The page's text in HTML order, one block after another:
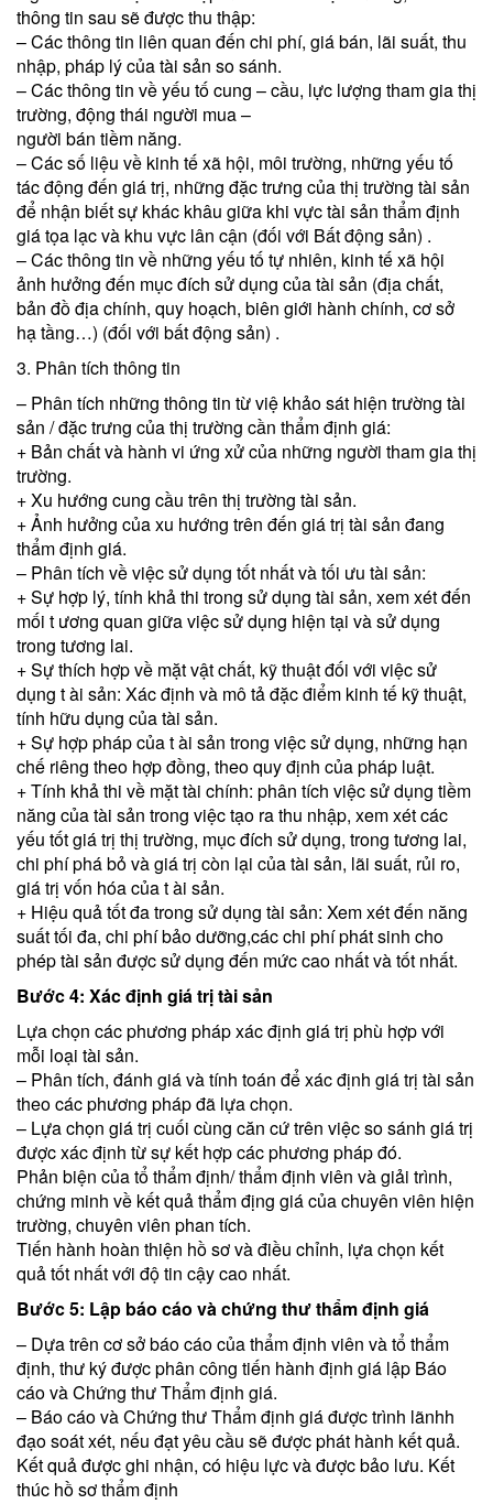
thông tin sau sẽ được thu thập:
– Các thông tin liên quan đến chi phí, giá bán, lãi suất, thu
nhập, pháp lý của tài sản so sánh.
– Các thông tin về yếu tố cung – cầu, lực lượng tham gia thị
trường, động thái người mua –
người bán tiềm năng.
– Các số liệu về kinh tế xã hội, môi trường, những yếu tố
tác động đến giá trị, những đặc trưng của thị trường tài sản
để nhận biết sự khác khâu giữa khi vực tài sản thẩm định
giá tọa lạc và khu vực lân cận (đối với Bất động sản) .
– Các thông tin về những yếu tố tự nhiên, kinh tế xã hội
ảnh hưởng đến mục đích sử dụng của tài sản (địa chất,
bản đồ địa chính, quy hoạch, biên giới hành chính, cơ sở
hạ tầng…) (đối với bất động sản) .
3. Phân tích thông tin
– Phân tích những thông tin từ việ khảo sát hiện trường tài
sản / đặc trưng của thị trường cần thẩm định giá:
+ Bản chất và hành vi ứng xử của những người tham gia thị
trường.
+ Xu hướng cung cầu trên thị trường tài sản.
+ Ảnh hưởng của xu hướng trên đến giá trị tài sản đang
thẩm định giá.
– Phân tích về việc sử dụng tốt nhất và tối ưu tài sản:
+ Sự hợp lý, tính khả thi trong sử dụng tài sản, xem xét đến
mối t ương quan giữa việc sử dụng hiện tại và sử dụng
trong tương lai.
+ Sự thích hợp về mặt vật chất, kỹ thuật đối với việc sử
dụng t ài sản: Xác định và mô tả đặc điểm kinh tế kỹ thuật,
tính hữu dụng của tài sản.
+ Sự hợp pháp của t ài sản trong việc sử dụng, những hạn
chế riêng theo hợp đồng, theo quy định của pháp luật.
+ Tính khả thi về mặt tài chính: phân tích việc sử dụng tiềm
năng của tài sản trong việc tạo ra thu nhập, xem xét các
yếu tốt giá trị thị trường, mục đích sử dụng, trong tương lai,
chi phí phá bỏ và giá trị còn lại của tài sản, lãi suất, rủi ro,
giá trị vốn hóa của t ài sản.
+ Hiệu quả tốt đa trong sử dụng tài sản: Xem xét đến năng
suất tối đa, chi phí bảo dưỡng,các chi phí phát sinh cho
phép tài sản được sử dụng đến mức cao nhất và tốt nhất.
Bước 4: Xác định giá trị tài sản
Lựa chọn các phương pháp xác định giá trị phù hợp với
mỗi loại tài sản.
– Phân tích, đánh giá và tính toán để xác định giá trị tài sản
theo các phương pháp đã lựa chọn.
– Lựa chọn giá trị cuối cùng căn cứ trên việc so sánh giá trị
được xác định từ sự kết hợp các phương pháp đó.
Phản biện của tổ thẩm định/ thẩm định viên và giải trình,
chứng minh về kết quả thẩm địng giá của chuyên viên hiện
trường, chuyên viên phan tích.
Tiến hành hoàn thiện hồ sơ và điều chỉnh, lựa chọn kết
quả tốt nhất với độ tin cậy cao nhất.
Bước 5: Lập báo cáo và chứng thư thẩm định giá
– Dựa trên cơ sở báo cáo của thẩm định viên và tổ thẩm
định, thư ký được phân công tiến hành định giá lập Báo
cáo và Chứng thư Thẩm định giá.
– Báo cáo và Chứng thư Thẩm định giá được trình lãnhh
đạo soát xét, nếu đạt yêu cầu sẽ được phát hành kết quả.
Kết quả được ghi nhận, có hiệu lực và được bảo lưu. Kết
thúc hồ sơ thẩm định